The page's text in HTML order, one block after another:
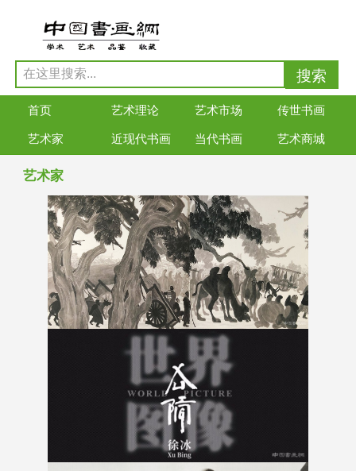
首页 艺术理论 艺术市场 传世书画
艺术家 近现代书画 当代书画 艺术商城
艺术家